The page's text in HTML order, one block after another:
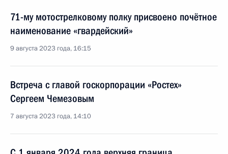
71-му мотострелковому полку присвоено почётное
наименование «гвардейский»
9 августа 2023 года, 16:15
Встреча с главой госкорпорации «Ростех»
Сергеем Чемезовым
7 августа 2023 года, 14:10